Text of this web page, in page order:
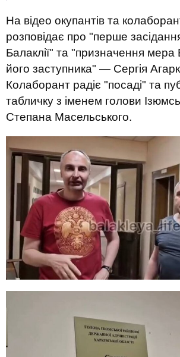
На відео окупантів та
розповідає про "перше засідання
Балаклії" та "призначення мера
його заступника" — Сергія
Колаборант радіє "посаді" та
табличку з іменем голови
Степана Масельського.